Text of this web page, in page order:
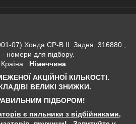
07) Хонда СР-В II. Задня. 316880 ,
номери для підбору.
Країна: Німеччина
АКЦІЙНОЇ КІЛЬКОСТІ.
ВЕЛИКІ ЗНИЖКИ.
ПІДБОРОМ!
є пильники з відбійниками,